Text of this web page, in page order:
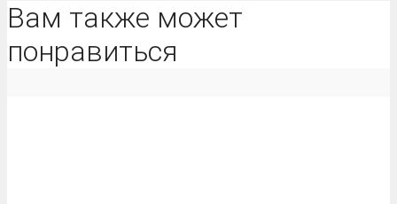
Вам также может
понравиться